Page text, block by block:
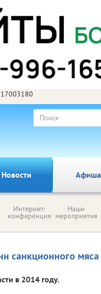
Новости Афиша
Интернет-
конференция
Наши
мероприятия
санкционного мяса
в 2014 году.